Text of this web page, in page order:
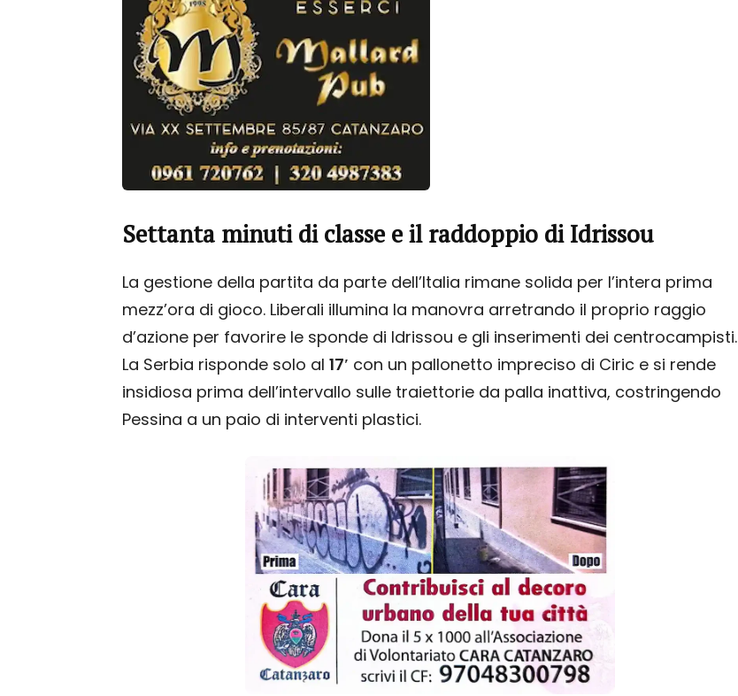
Settanta minuti di classe e il raddoppio di Idrissou
La gestione della partita da parte dell’Italia rimane solida per l’intera prima
mezz’ora di gioco. Liberali illumina la manovra arretrando il proprio raggio
d’azione per favorire le sponde di Idrissou e gli inserimenti dei centrocampisti.
La Serbia risponde solo al 17′ con un pallonetto impreciso di Ciric e si rende
insidiosa prima dell’intervallo sulle traiettorie da palla inattiva, costringendo
Pessina a un paio di interventi plastici.